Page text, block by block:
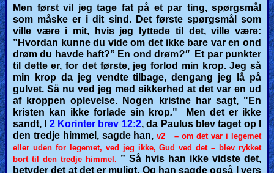
Other
Languages
Contact/Feedback/Donate
Follow
us
Social
Media
Men først vil jeg tage fat på et par ting, spørgsmål
som måske er i dit sind. Det første spørgsmål som
ville være i mit, hvis jeg lyttede til det, ville være:
”Hvordan kunne du vide om det ikke bare var en ond
drøm du havde haft?” En ond drøm?"Et par punkter
til dette er, for det første, jeg forlod min krop. Jeg så
min krop da jeg vendte tilbage, dengang jeg lå på
gulvet. Så nu ved jeg med sikkerhed at det var en ud
af kroppen oplevelse. Nogen kristne har sagt, "En
kristen kan ikke forlade sin krop." Men det er ikke
sandt, I 2 Korinter brev 12:2, da Paulus blev taget op I
den tredje himmel, sagde han,v2 – om det var i legemet
eller uden for legemet, ved jeg ikke, Gud ved det – blev rykket
bort til den tredje himmel. ” Så hvis han ikke vidste det,
betyder det at det er muligt. Og han sagde også I vers